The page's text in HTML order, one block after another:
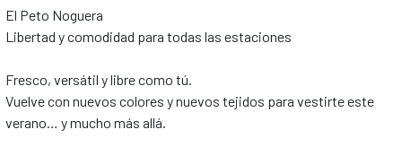
El Peto Noguera
Libertad y comodidad para todas las estaciones
Fresco, versátil y libre como tú.
Vuelve con nuevos colores y nuevos tejidos para vestirte este
verano… y mucho más allá.